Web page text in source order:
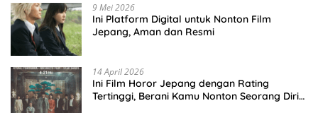
9 Mei 2026
Ini Platform Digital untuk Nonton Film
Jepang, Aman dan Resmi
14 April 2026
Ini Film Horor Jepang dengan Rating
Tertinggi, Berani Kamu Nonton Seorang Diri